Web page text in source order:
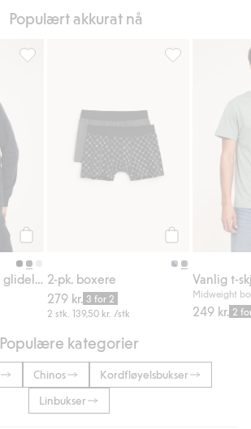
Populært akkurat nå
Hettegenser med glidelås, Legg til i
2-pk. boxere
279 kr. 3 for 2
2 stk.139,50 kr. /stk
2-pk. boxere,
Vanlig t-
Midweight
249 kr. 2
Populære kategorier
Chinos
Kordfløyelsbukser
Linbukser